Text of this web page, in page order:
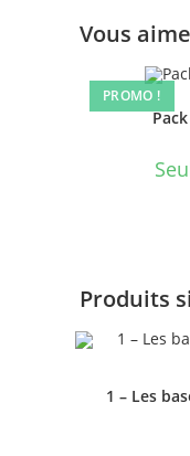
Vous
PROMO !
Pack
Produits
1 – Les